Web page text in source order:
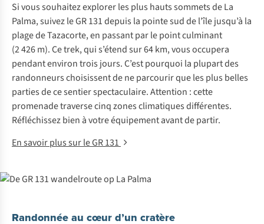
Si vous souhaitez explorer les plus hauts sommets de La
Palma, suivez le GR 131 depuis la pointe sud de l’île jusqu’à la
plage de Tazacorte, en passant par le point culminant
(2 426 m). Ce trek, qui s’étend sur 64 km, vous occupera
pendant environ trois jours. C’est pourquoi la plupart des
randonneurs choisissent de ne parcourir que les plus belles
parties de ce sentier spectaculaire. Attention : cette
promenade traverse cinq zones climatiques différentes.
Réfléchissez bien à votre équipement avant de partir.
En savoir plus sur le GR 131
Randonnée au cœur d’un cratère